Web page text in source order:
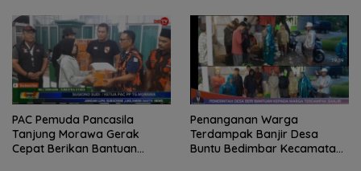
Naga Timbul
PAC Pemuda Pancasila
Tanjung Morawa Gerak
Cepat Berikan Bantuan
Penanganan Warga
Terdampak Banjir Desa
Buntu Bedimbar Kecamatan